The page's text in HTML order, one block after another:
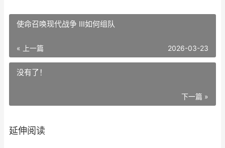
使命召唤现代战争 III如何组队
« 上一篇 2026-03-23
没有了！
下一篇 »
延伸阅读